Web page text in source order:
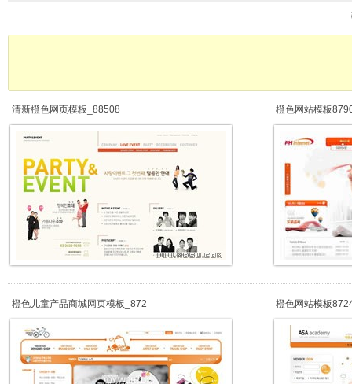
清新橙色网页模板_88508 橙色网站模板
橙色儿童产品商城网页模板_872 橙色网站模板